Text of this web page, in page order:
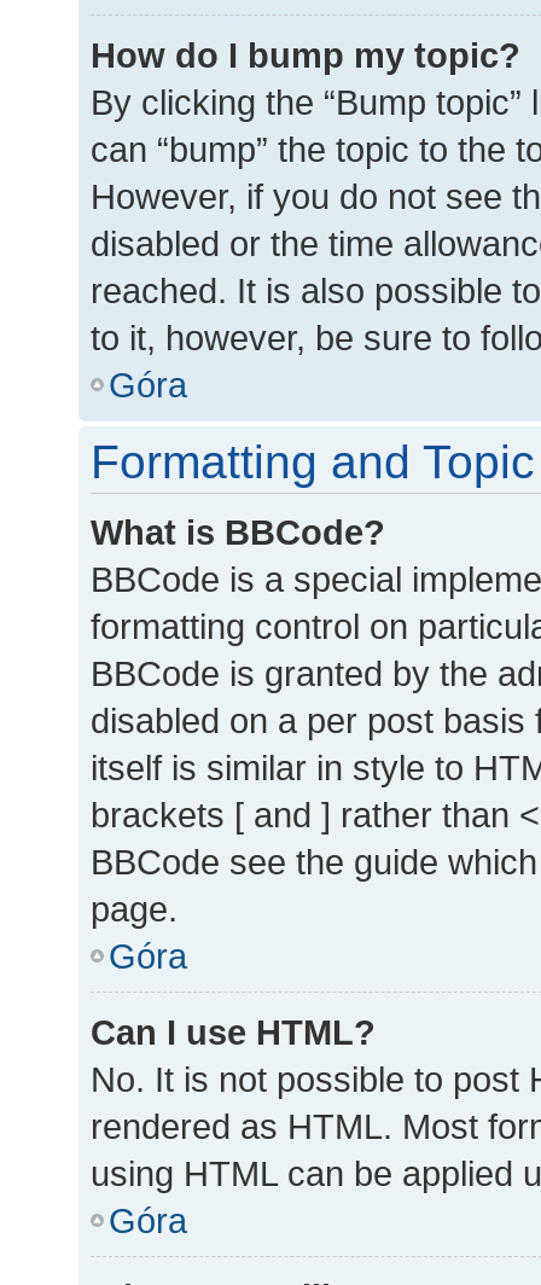
How do I bump my topic?
By clicking the “Bump
can “bump” the topic to the
However, if you do not see
disabled or the time
reached. It is also possible
to it, however, be sure to
Góra
Formatting and
What is BBCode?
BBCode is a special
formatting control on
BBCode is granted by the
disabled on a per post
itself is similar in style to
brackets [ and ] rather than
BBCode see the guide
page.
Góra
Can I use HTML?
No. It is not possible to post
rendered as HTML. Most
using HTML can be applied
Góra